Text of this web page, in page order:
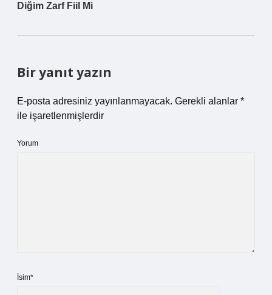
Diğim Zarf Fiil Mi
Bir yanıt yazın
E-posta adresiniz yayınlanmayacak. Gerekli alanlar *
ile işaretlenmişlerdir
Yorum
İsim*